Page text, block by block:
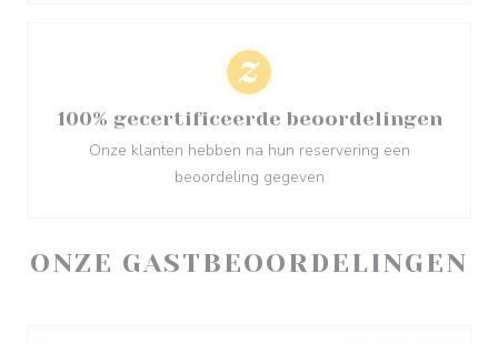
ONZE GASTBEOORDELINGEN
100% gecertificeerde beoordelingen
Onze klanten hebben na hun reservering een
beoordeling gegeven